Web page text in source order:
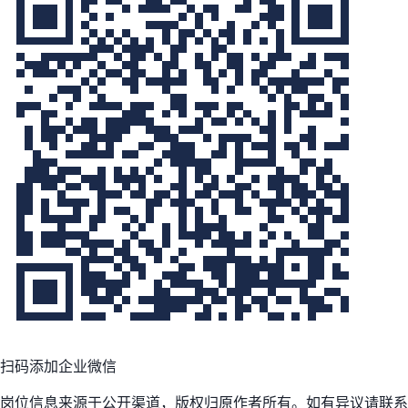
扫码添加企业微信
岗位信息来源于公开渠道，版权归原作者所有。如有异议请联系